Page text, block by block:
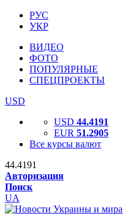
РУС
УКР
ВИДЕО
ФОТО
ПОПУЛЯРНЫЕ
СПЕЦПРОЕКТЫ
USD
USD 44.4191
EUR 51.2905
Все курсы валют
44.4191
Авторизация
Поиск
UA